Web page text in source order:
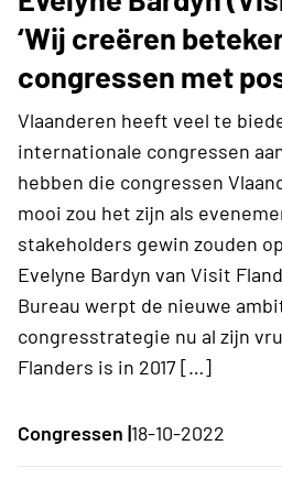
‘Wij creëren
congressen met
Vlaanderen heeft veel te
internationale congressen
hebben die congressen
mooi zou het zijn als
stakeholders gewin zouden
Evelyne Bardyn van Visit
Bureau werpt de nieuwe
congresstrategie nu al zijn
Flanders is in 2017 […]
Congressen |18-10-2022